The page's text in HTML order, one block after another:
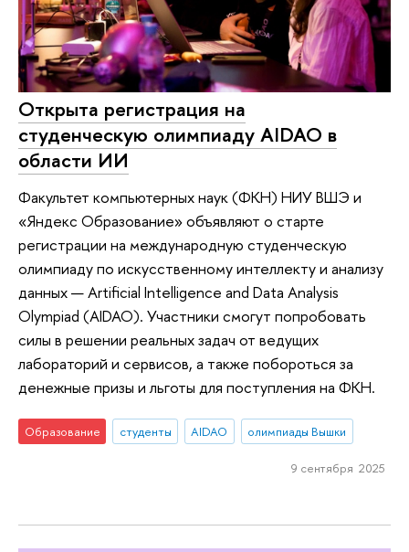
Открыта регистрация на
студенческую олимпиаду AIDAO в
области ИИ
Факультет компьютерных наук (ФКН) НИУ ВШЭ и
«Яндекс Образование» объявляют о старте
регистрации на международную студенческую
олимпиаду по искусственному интеллекту и анализу
данных — Artificial Intelligence and Data Analysis
Olympiad (AIDAO). Участники смогут попробовать
силы в решении реальных задач от ведущих
лабораторий и сервисов, а также побороться за
денежные призы и льготы для поступления на ФКН.
Образование студенты AIDAO олимпиады Вышки
9 сентября 2025